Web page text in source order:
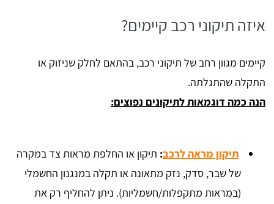
איזה תיקוני רכב קיימים?
קיימים מגוון רחב של תיקוני רכב, בהתאם לחלק שניזוק או
התקלה שהתגלתה.
הנה כמה דוגמאות לתיקונים נפוצים:
תיקון מראה לרכב: תיקון או החלפת מראות צד במקרה
של שבר, סדק, נזק מתאונה או תקלה במנגנון החשמלי
(במראות מתקפלות/חשמליות). ניתן להחליף רק את